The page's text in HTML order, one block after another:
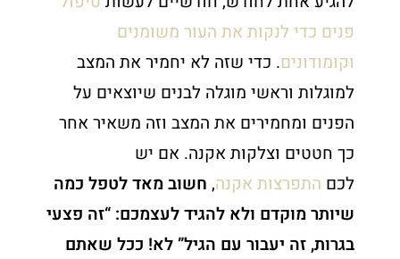
פנים כדי לנקות את העור משומנים
וקומודונים. כדי שזה לא יחמיר את המצב
למוגלות וראשי מוגלה לבנים שיוצאים על
הפנים ומחמירים את המצב וזה משאיר אחר
כך חטטים וצלקות אקנה. אם יש
לכם התפרצות אקנה, חשוב מאד לטפל כמה
שיותר מוקדם ולא להגיד לעצמכם: “זה פצעי
בגרות, זה יעבור עם הגיל” לא! ככל שאתם